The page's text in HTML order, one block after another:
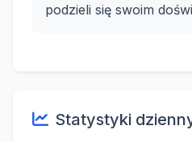
podzieli się swoim
Statystyki